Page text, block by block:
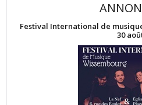
Festival International de
30